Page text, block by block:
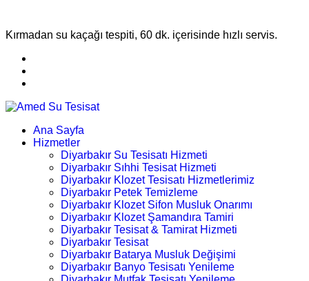
Kırmadan su kaçağı tespiti, 60 dk. içerisinde hızlı servis.
Ana Sayfa
Hizmetler
Diyarbakır Su Tesisatı Hizmeti
Diyarbakır Sıhhi Tesisat Hizmeti
Diyarbakır Klozet Tesisatı Hizmetlerimiz
Diyarbakır Petek Temizleme
Diyarbakır Klozet Sifon Musluk Onarımı
Diyarbakır Klozet Şamandıra Tamiri
Diyarbakır Tesisat & Tamirat Hizmeti
Diyarbakır Tesisat
Diyarbakır Batarya Musluk Değişimi
Diyarbakır Banyo Tesisatı Yenileme